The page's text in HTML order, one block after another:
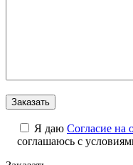
Я даю Cогласие на
соглашаюсь с